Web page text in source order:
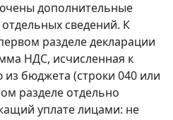
дополнительные
сведений. К
разделе декларации
НДС, исчисленная к
бюджета (строки 040 или
разделе отдельно
уплате лицами: не